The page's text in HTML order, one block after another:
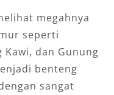
megahnya
seperti
dan Gunung
benteng
sangat